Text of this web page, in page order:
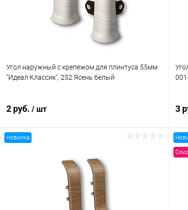
Угол наружный с крепежом для плинтуса 55мм
"Идеал Классик", 252 Ясень белый
2 руб. / шт
Сравнение
В наличии
3
Новинка